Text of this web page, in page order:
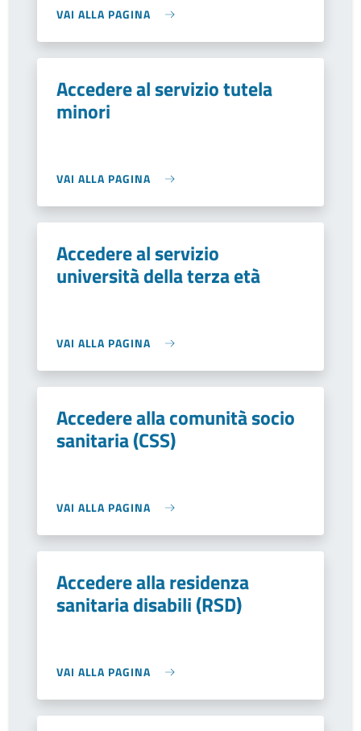
VAI ALLA PAGINA
Accedere al servizio tutela
minori
VAI ALLA PAGINA
Accedere al servizio
università della terza età
VAI ALLA PAGINA
Accedere alla comunità socio
sanitaria (CSS)
VAI ALLA PAGINA
Accedere alla residenza
sanitaria disabili (RSD)
VAI ALLA PAGINA